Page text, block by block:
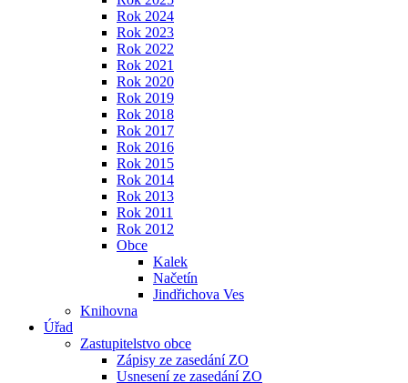
Rok 2024
Rok 2023
Rok 2022
Rok 2021
Rok 2020
Rok 2019
Rok 2018
Rok 2017
Rok 2016
Rok 2015
Rok 2014
Rok 2013
Rok 2011
Rok 2012
Obce
Kalek
Načetín
Jindřichova Ves
Knihovna
Úřad
Zastupitelstvo obce
Zápisy ze zasedání ZO
Usnesení ze zasedání ZO